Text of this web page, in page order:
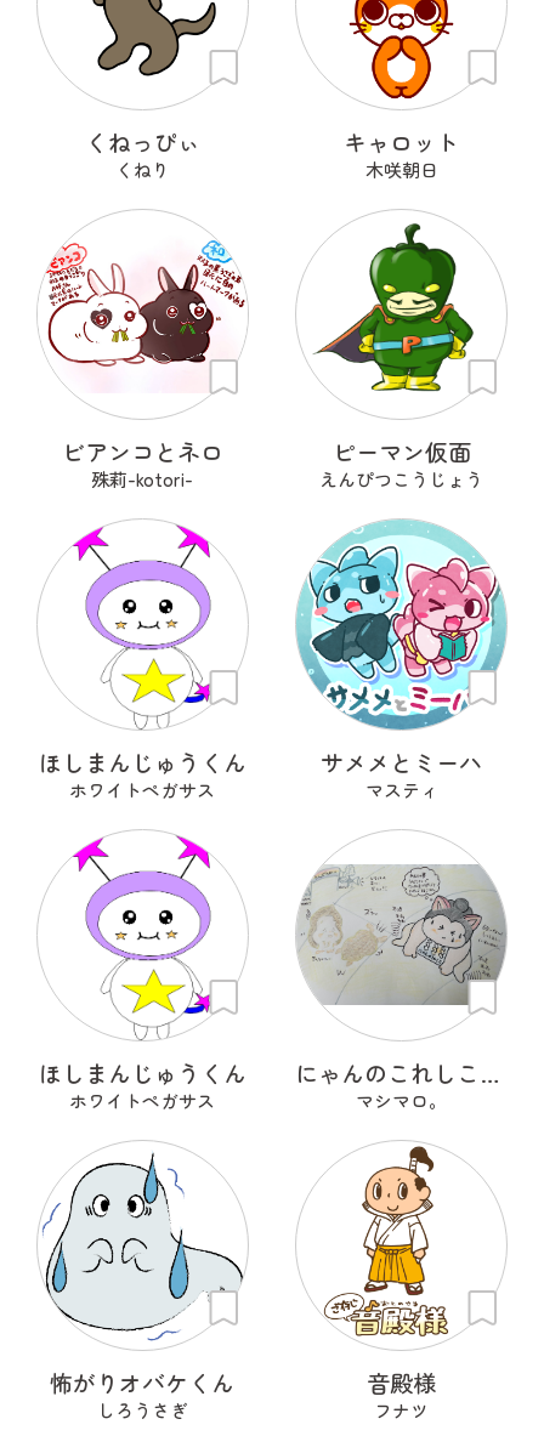
くねっぴぃ
くねり
キャロット
木咲朝日
ビアンコとネロ
殊莉-kotori-
ピーマン仮面
えんぴつこうじょう
ほしまんじゅうくん
ホワイトペガサス
サメメとミーハ
マスティ
ほしまんじゅうくん
ホワイトペガサス
にゃんのこれしこ ある日の夢 Ｎo.2
マシマロ。
怖がりオバケくん
しろうさぎ
音殿様
フナツ